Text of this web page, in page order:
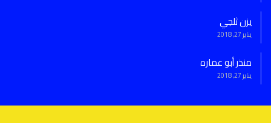
يزن ثلجي
يناير 27, 2018
منذر أبو عماره
يناير 27, 2018